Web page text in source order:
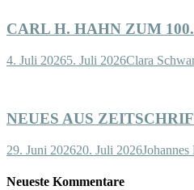
CARL H. HAHN ZUM 100.
4. Juli 20265. Juli 2026Clara
NEUES AUS
29. Juni 202620. Juli 2026Johannes
Neueste Kommentare